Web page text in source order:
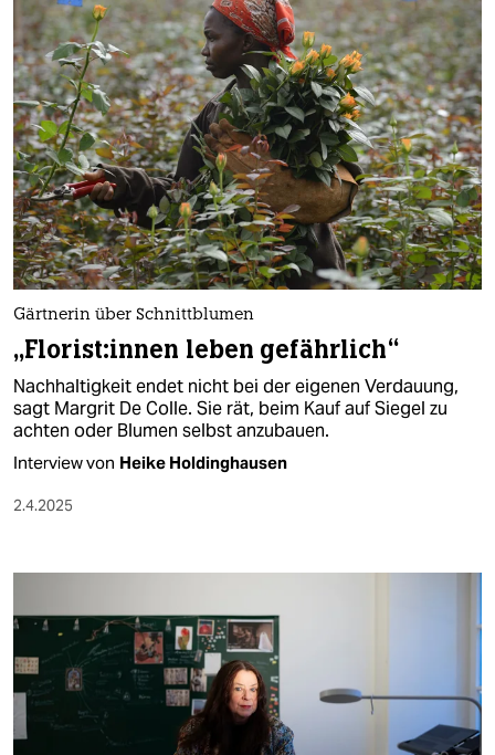
Gärtnerin über Schnittblumen
„Flo­ris­t:in­nen leben gefährlich“
Nachhaltigkeit endet nicht bei der eigenen Verdauung,
sagt Margrit De Colle. Sie rät, beim Kauf auf Siegel zu
achten oder Blumen selbst anzubauen.
Interview von Heike Holdinghausen
2.4.2025